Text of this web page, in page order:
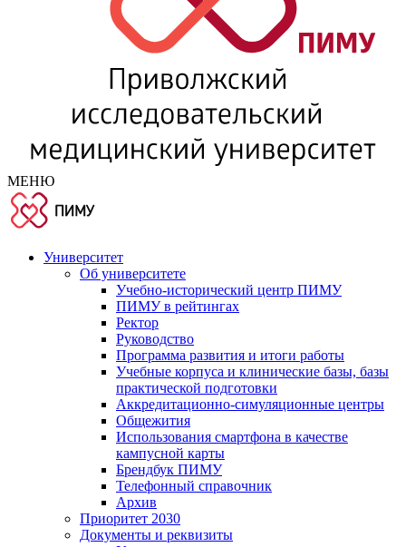
МЕНЮ
Университет
Об университете
Учебно-исторический центр ПИМУ
ПИМУ в рейтингах
Ректор
Руководство
Программа развития и итоги работы
Учебные корпуса и клинические базы, базы
практической подготовки
Аккредитационно-симуляционные центры
Общежития
Использования смартфона в качестве
кампусной карты
Брендбук ПИМУ
Телефонный справочник
Архив
Приоритет 2030
Документы и реквизиты